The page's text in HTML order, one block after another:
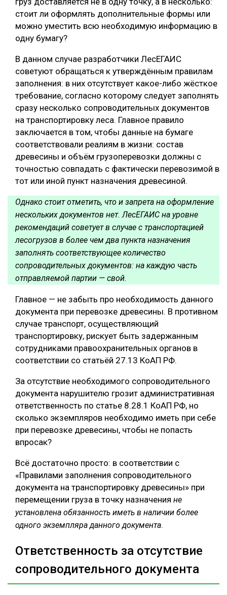
стоит ли оформлять дополнительные формы или
можно уместить всю необходимую информацию в
одну бумагу?
В данном случае разработчики ЛесЕГАИС
советуют обращаться к утверждённым правилам
заполнения: в них отсутствует какое-либо жёсткое
требование, согласно которому следует заполнять
сразу несколько сопроводительных документов
на транспортировку леса. Главное правило
заключается в том, чтобы данные на бумаге
соответствовали реалиям в жизни: состав
древесины и объём грузоперевозки должны с
точностью совпадать с фактически перевозимой в
тот или иной пункт назначения древесиной.
Однако стоит отметить, что и запрета на оформление
нескольких документов нет. ЛесЕГАИС на уровне
рекомендаций советует в случае с транспортацией
лесогрузов в более чем два пункта назначения
заполнять соответствующее количество
сопроводительных документов: на каждую часть
отправляемой партии — свой.
Главное — не забыть про необходимость данного
документа при перевозке древесины. В противном
случае транспорт, осуществляющий
транспортировку, рискует быть задержанным
сотрудниками правоохранительных органов в
соответствии со статьёй 27.13 КоАП РФ.
За отсутствие необходимого сопроводительного
документа нарушителю грозит административная
ответственность по статье 8.28.1 КоАП РФ, но
сколько экземпляров необходимо иметь при себе
при перевозке древесины, чтобы не попасть
впросак?
Всё достаточно просто: в соответствии с
«Правилами заполнения сопроводительного
документа на транспортировку древесины» при
перемещении груза в точку назначения не
установлена обязанность иметь в наличии более
одного экземпляра данного документа.
Ответственность за отсутствие
сопроводительного документа